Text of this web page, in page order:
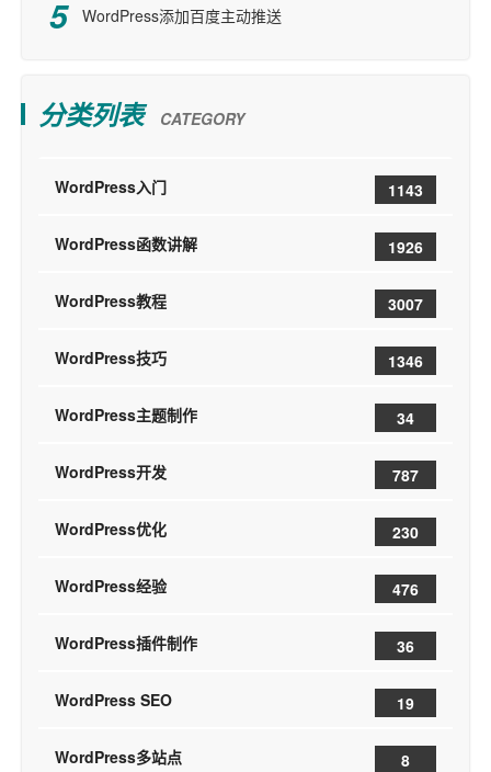
WordPress添加百度主动推送
分类列表 CATEGORY
WordPress入门 1143
WordPress函数讲解 1926
WordPress教程 3007
WordPress技巧 1346
WordPress主题制作 34
WordPress开发 787
WordPress优化 230
WordPress经验 476
WordPress插件制作 36
WordPress SEO 19
WordPress多站点 8